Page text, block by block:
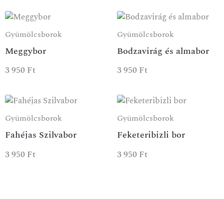
Gyümölcsborok
Meggybor
3 950 Ft
Gyümölcsborok
Bodzavirág és almabor
3 950 Ft
Gyümölcsborok
Fahéjas Szilvabor
3 950 Ft
Gyümölcsborok
Feketeribizli bor
3 950 Ft